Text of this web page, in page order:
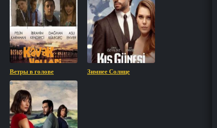
Ветры в голове Зимнее Солнце